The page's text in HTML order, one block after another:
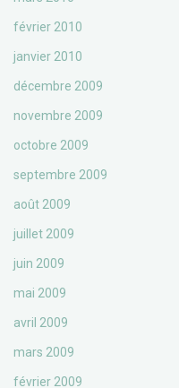
février 2010
janvier 2010
décembre 2009
novembre 2009
octobre 2009
septembre 2009
août 2009
juillet 2009
juin 2009
mai 2009
avril 2009
mars 2009
février 2009